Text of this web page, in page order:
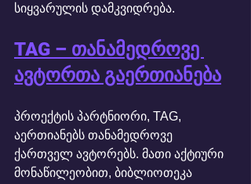
სიყვარულის დამკვიდრება.
TAG – თანამედროვე
ავტორთა გაერთიანება
პროექტის პარტნიორი, TAG,
აერთიანებს თანამედროვე
ქართველ ავტორებს. მათი აქტიური
მონაწილეობით, ბიბლიოთეკა